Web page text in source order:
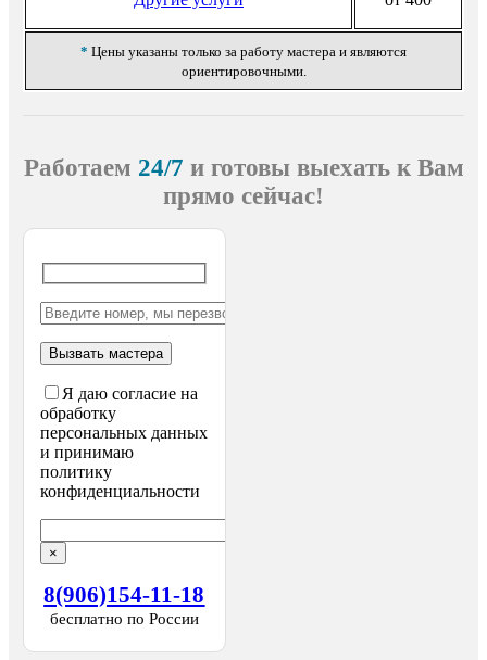
* Цены указаны только за работу мастера и являются
ориентировочными.
Работаем 24/7 и готовы выехать к Вам
прямо сейчас!
Я даю согласие на
обработку
персональных данных
и принимаю
политику
конфиденциальности
×
8(906)154-11-18
бесплатно по России